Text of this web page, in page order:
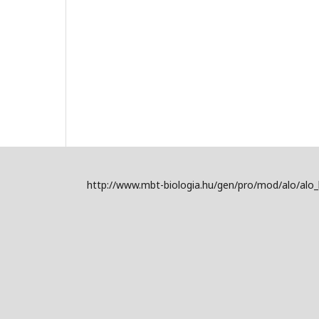
http://www.mbt-biologia.hu/gen/pro/mod/alo/